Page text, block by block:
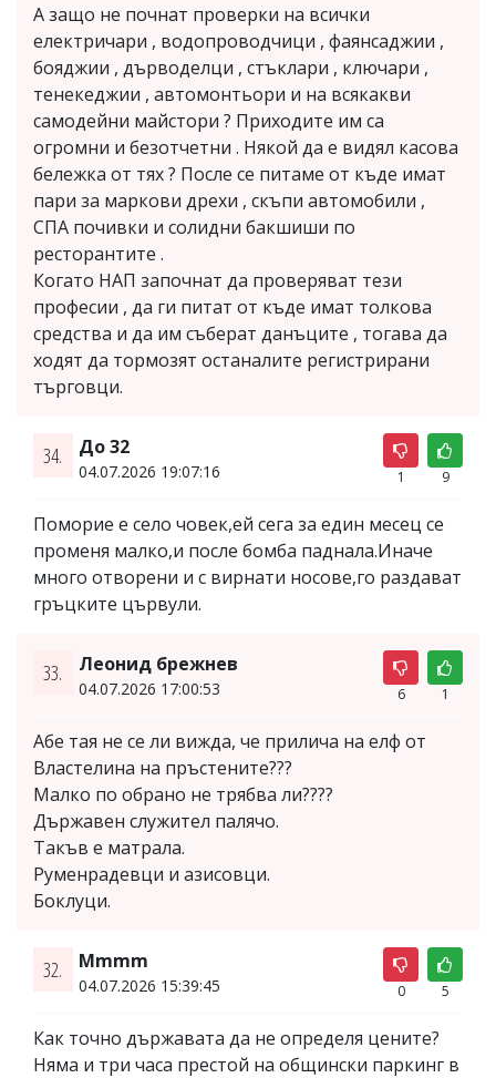
А защо не почнат проверки на всички
електричари , водопроводчици , фаянсаджии ,
бояджии , дърводелци , стъклари , ключари ,
тенекеджии , автомонтьори и на всякакви
самодейни майстори ? Приходите им са
огромни и безотчетни . Някой да е видял касова
бележка от тях ? После се питаме от къде имат
пари за маркови дрехи , скъпи автомобили ,
СПА почивки и солидни бакшиши по
ресторантите .
Когато НАП започнат да проверяват тези
професии , да ги питат от къде имат толкова
средства и да им съберат данъците , тогава да
ходят да тормозят останалите регистрирани
търговци.
34. До 32
04.07.2026 19:07:16 1 9
Поморие е село човек,ей сега за един месец се
променя малко,и после бомба паднала.Иначе
много отворени и с вирнати носове,го раздават
гръцките цървули.
33. Леонид брежнев
04.07.2026 17:00:53 6 1
Абе тая не се ли вижда, че прилича на елф от
Властелина на пръстените???
Малко по обрано не трябва ли????
Държавен служител палячо.
Такъв е матрала.
Руменрадевци и азисовци.
Боклуци.
32. Mmmm
04.07.2026 15:39:45 0 5
Как точно държавата да не определя цените?
Няма и три часа престой на общински паркинг в